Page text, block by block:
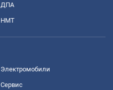
ДПА
НМТ
Электромобили
Сервис